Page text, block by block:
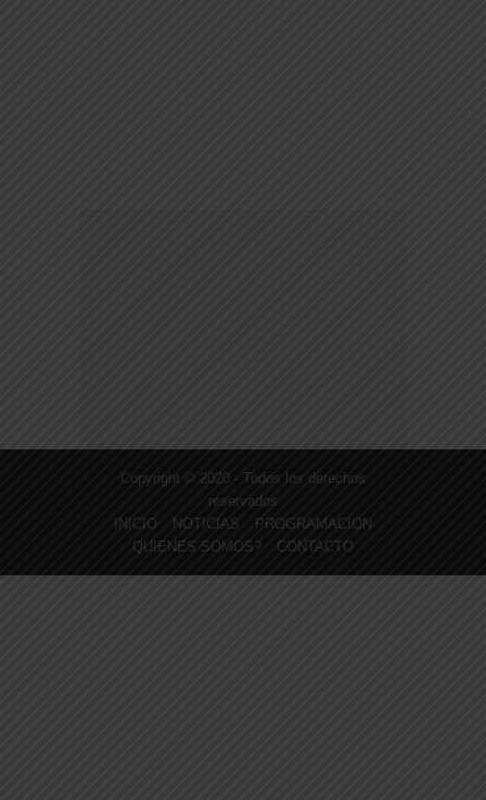
Copyright © 2020 - Todos los derechos
reservados
INICIO
NOTICIAS
PROGRAMACIÓN
QUIENES SOMOS?
CONTACTO